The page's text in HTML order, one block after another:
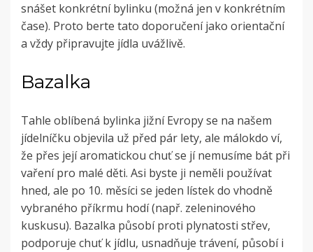
snášet konkrétní bylinku (možná jen v konkrétním
čase). Proto berte tato doporučení jako orientační
a vždy připravujte jídla uvážlivě.
Bazalka
Tahle oblíbená bylinka jižní Evropy se na našem
jídelníčku objevila už před pár lety, ale málokdo ví,
že přes její aromatickou chuť se jí nemusíme bát při
vaření pro malé děti. Asi byste ji neměli používat
hned, ale po 10. měsíci se jeden lístek do vhodně
vybraného příkrmu hodí (např. zeleninového
kuskusu). Bazalka působí proti plynatosti střev,
podporuje chuť k jídlu, usnadňuje trávení, působí i